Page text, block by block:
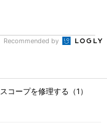
Recommended by
コープを修理する（1）